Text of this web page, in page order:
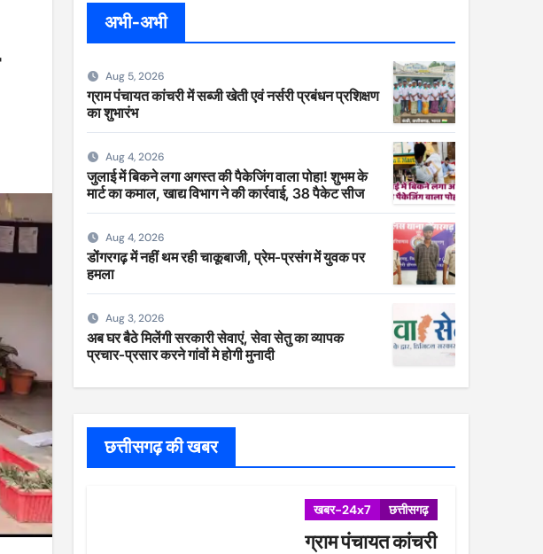
अभी-अभी
Aug 5, 2026
ग्राम पंचायत कांचरी में सब्जी खेती एवं नर्सरी प्रबंधन प्रशिक्षण
का शुभारंभ
Aug 4, 2026
जुलाई में बिकने लगा अगस्त की पैकेजिंग वाला पोहा! शुभम के
मार्ट का कमाल, खाद्य विभाग ने की कार्रवाई, 38 पैकेट सीज
Aug 4, 2026
डोंगरगढ़ में नहीं थम रही चाकूबाजी, प्रेम-प्रसंग में युवक पर
हमला
Aug 3, 2026
अब घर बैठे मिलेंगी सरकारी सेवाएं, सेवा सेतु का व्यापक
प्रचार-प्रसार करने गांवों मे होगी मुनादी
छत्तीसगढ़ की खबर
खबर-24x7 छत्तीसगढ़
ग्राम पंचायत कांचरी